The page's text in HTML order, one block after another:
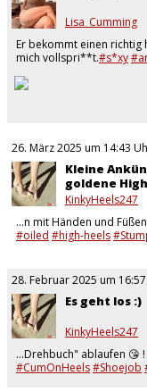
Lisa_Cumming
Er bekommt einen
mich vollspri**t.#s*xy
26. März 2025 um 14:43
Kleine
goldene
KinkyHeels247
…n mit Händen und
#oiled #high-heels
28. Februar 2025 um
Es geht los :)
KinkyHeels247
…Drehbuch" ablaufen 😘 !
#CumOnHeels#Shoejob